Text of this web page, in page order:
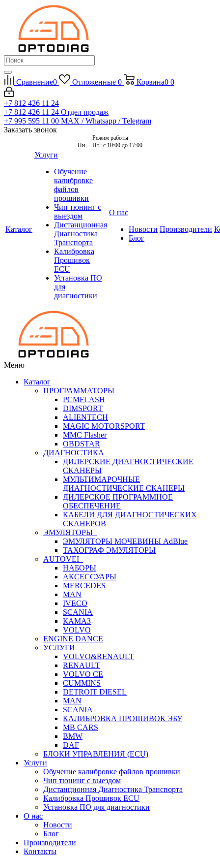
Сравнение0 Отложенные 0 Корзина0 0
+7 812 426 11 24
+7 812 426 11 24 Отдел продаж
+7 995 595 11 00 MAX / Whatsapp / Telegram
Заказать звонок
Режим работы
Пн. – Пт.: с 10:00 до 17:00
Каталог
Услуги
Обучение
калибровке
файлов
прошивки
Чип тюнинг с
выездом
Дистанционная
Диагностика
Транспорта
Калибровка
Прошивок
ECU
Установка ПО
для
диагностики
О нас
Новости
Блог
Производители
Меню
Каталог
ПРОГРАММАТОРЫ
PCMFLASH
DIMSPORT
ALIENTECH
MAGIC MOTORSPORT
MMC Flasher
OBDSTAR
ДИАГНОСТИКА
ДИЛЕРСКИЕ ДИАГНОСТИЧЕСКИЕ
СКАНЕРЫ
МУЛЬТИМАРОЧНЫЕ
ДИАГНОСТИЧЕСКИЕ СКАНЕРЫ
ДИЛЕРСКОЕ ПРОГРАММНОЕ
ОБЕСПЕЧЕНИЕ
КАБЕЛИ ДЛЯ ДИАГНОСТИЧЕСКИХ
СКАНЕРОВ
ЭМУЛЯТОРЫ
ЭМУЛЯТОРЫ МОЧЕВИНЫ АdBlue
ТАХОГРАФ ЭМУЛЯТОРЫ
AUTOVEI
НАБОРЫ
АКСЕССУАРЫ
MERCEDES
MAN
IVECO
SCANIA
КАМАЗ
VOLVO
ENGINE DANCE
УСЛУГИ
VOLVO&RENAULT
RENAULT
VOLVO CE
CUMMINS
DETROIT DIESEL
MAN
SCANIA
КАЛИБРОВКА ПРОШИВОК ЭБУ
MB CARS
BMW
DAF
БЛОКИ УПРАВЛЕНИЯ (ECU)
Услуги
Обучение калибровке файлов прошивки
Чип тюнинг с выездом
Дистанционная Диагностика Транспорта
Калибровка Прошивок ECU
Установка ПО для диагностики
О нас
Новости
Блог
Производители
Контакты